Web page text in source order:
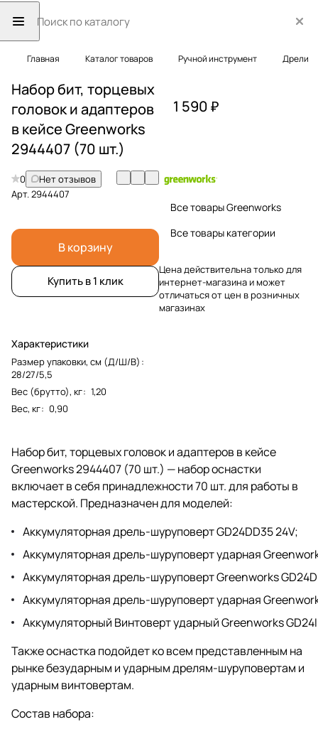
Главная Каталог товаров Ручной инструмент Дрели
Набор бит, торцевых
головок и адаптеров
в кейсе Greenworks
2944407 (70 шт.)
0
Нет отзывов
Арт.2944407
В корзину
Купить в 1 клик
Характеристики
Размер упаковки, см (Д/Ш/В) :
28/27/5,5
Вес (брутто), кг: 1,20
Вес, кг: 0,90
1 590 ₽
Все товары Greenworks
Все товары категории
Цена действительна только для
интернет-магазина и может
отличаться от цен в розничных
магазинах
Набор бит, торцевых головок и адаптеров в кейсе
Greenworks 2944407 (70 шт.) — набор оснастки
включает в себя принадлежности 70 шт. для работы в
мастерской. Предназначен для моделей:
Аккумуляторная дрель-шуруповерт GD24DD35 24V;
Аккумуляторная дрель-шуруповерт ударная
Аккумуляторная дрель-шуруповерт Greenworks
Аккумуляторная дрель-шуруповерт ударная
Аккумуляторный Винтоверт ударный Greenworks
Также оснастка подойдет ко всем представленным на
рынке безударным и ударным дрелям-шуруповертам и
ударным винтовертам.
Состав набора: